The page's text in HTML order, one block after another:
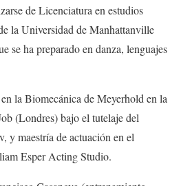
de Licenciatura en estudios
la Universidad de Manhattanville
se ha preparado en danza, lenguajes
la Biomecánica de Meyerhold en la
(Londres) bajo el tutelaje del
y maestría de actuación en el
Esper Acting Studio.